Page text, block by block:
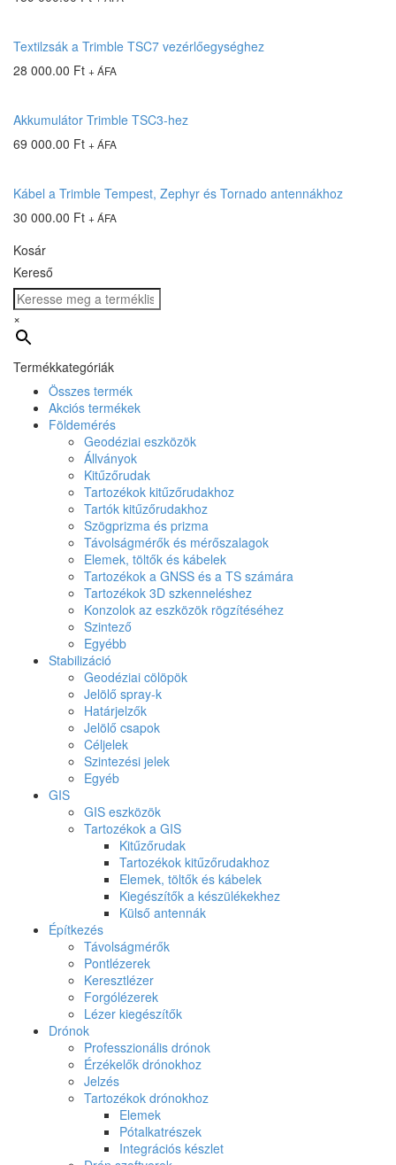
Textilzsák a Trimble TSC7 vezérlőegységhez
28 000.00 Ft + ÁFA
Akkumulátor Trimble TSC3-hez
69 000.00 Ft + ÁFA
Kábel a Trimble Tempest, Zephyr és Tornado antennákhoz
30 000.00 Ft + ÁFA
Kosár
Kereső
×
Termékkategóriák
Összes termék
Akciós termékek
Földemérés
Geodéziai eszközök
Állványok
Kitűzőrudak
Tartozékok kitűzőrudakhoz
Tartók kitűzőrudakhoz
Szögprizma és prizma
Távolságmérők és mérőszalagok
Elemek, töltők és kábelek
Tartozékok a GNSS és a TS számára
Tartozékok 3D szkenneléshez
Konzolok az eszközök rögzítéséhez
Szintező
Egyébb
Stabilizáció
Geodéziai cölöpök
Jelölő spray-k
Határjelzők
Jelölő csapok
Céljelek
Szintezési jelek
Egyéb
GIS
GIS eszközök
Tartozékok a GIS
Kitűzőrudak
Tartozékok kitűzőrudakhoz
Elemek, töltők és kábelek
Kiegészítők a készülékekhez
Külső antennák
Építkezés
Távolságmérők
Pontlézerek
Keresztlézer
Forgólézerek
Lézer kiegészítők
Drónok
Professzionális drónok
Érzékelők drónokhoz
Jelzés
Tartozékok drónokhoz
Elemek
Pótalkatrészek
Integrációs készlet